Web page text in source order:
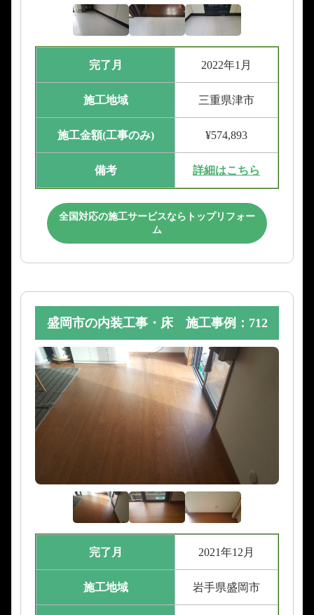
完了月 2022年1月
施工地域 三重県津市
施工金額(工事のみ) ¥574,893
備考 詳細はこちら
全国対応の施工サービスならトップリフォー
ム
盛岡市の内装工事・床 施工事例：712
完了月 2021年12月
施工地域 岩手県盛岡市